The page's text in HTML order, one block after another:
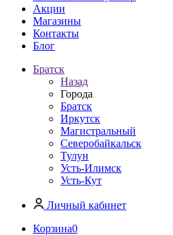
Акции
Магазины
Контакты
Блог
Братск
Назад
Города
Братск
Иркутск
Магистральный
Северобайкальск
Тулун
Усть-Илимск
Усть-Кут
Личный кабинет
Корзина0